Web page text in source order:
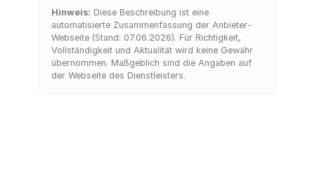
Hinweis: Diese Beschreibung ist eine
automatisierte Zusammenfassung der Anbieter-
Webseite (Stand: 07.06.2026). Für Richtigkeit,
Vollständigkeit und Aktualität wird keine Gewähr
übernommen. Maßgeblich sind die Angaben auf
der Webseite des Dienstleisters.